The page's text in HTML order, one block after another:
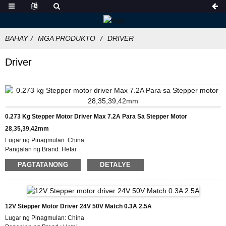
BAHAY MGA PRODUKTO DRIVER
Driver
0.273 Kg Stepper Motor Driver Max 7.2A Para Sa Stepper Motor
28,35,39,42mm
Lugar ng Pinagmulan: China
Pangalan ng Brand: Hetai
Sertipikasyon: CE ROHS ISO
Numero ng Modelo :HTD872
Mga Detalye ng Packaging :Carton na may Inner Foam Box, Pallet
Oras ng Paghahatid: 7~10 araw ng trabaho
Mga Tuntunin sa Pagbabayad: L/C, D/P, T/T, Western Union, MoneyGram
PAGTATANONG DETALYE
12V Stepper Motor Driver 24V 50V Match 0.3A 2.5A
Lugar ng Pinagmulan: China